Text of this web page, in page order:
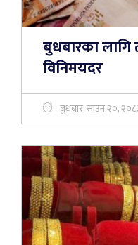
बुधबारका लागि
विनिमयदर
बुधबार, साउन २०,